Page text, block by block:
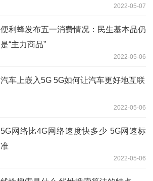
2022-05-07
便利蜂发布五一消费情况：民生基本品仍
是“主力商品”
2022-05-06
汽车上嵌入5G 5G如何让汽车更好地互联
2022-05-06
5G网络比4G网络速度快多少 5G网速标
准
2022-05-06